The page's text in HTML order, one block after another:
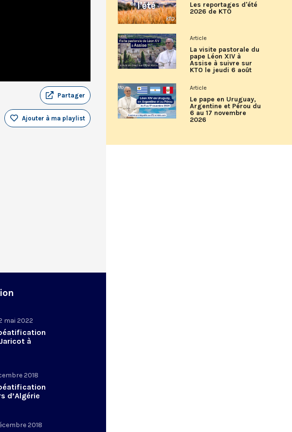
Partager
Ajouter à ma playlist
mai 2022
à
2018
d’Algérie
2018
Les reportages d'été
2026 de KTO
Article
La visite pastorale du
pape Léon XIV à
Assise à suivre sur
KTO le jeudi 6 août
Article
Le pape en Uruguay,
Argentine et Pérou du
6 au 17 novembre
2026